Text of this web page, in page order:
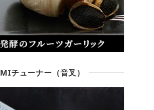
MIチューナー（音叉）